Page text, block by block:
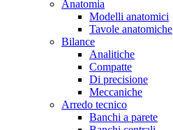
Anatomia
Modelli anatomici
Tavole anatomiche
Bilance
Analitiche
Compatte
Di precisione
Meccaniche
Arredo tecnico
Banchi a parete